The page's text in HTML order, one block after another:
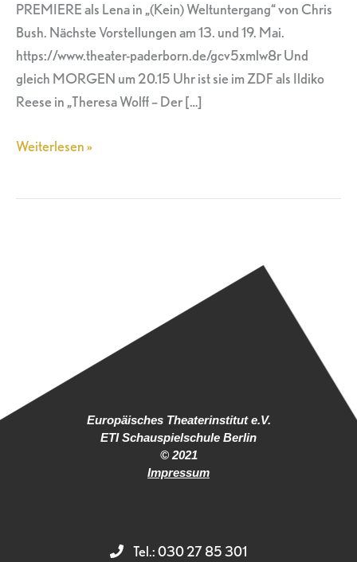
PREMIERE als Lena in „(Kein) Weltuntergang“ von Chris
Bush. Nächste Vorstellungen am 13. und 19. Mai.
https://www.theater-paderborn.de/gcv5xmlw8r Und
gleich MORGEN um 20.15 Uhr ist sie im ZDF als Ildiko
Reese in „Theresa Wolff – Der […]
Weiterlesen »
Europäisches Theaterinstitut e.V.
ETI Schauspielschule Berlin
© 2021
Impressum
Tel.: 030 27 85 301